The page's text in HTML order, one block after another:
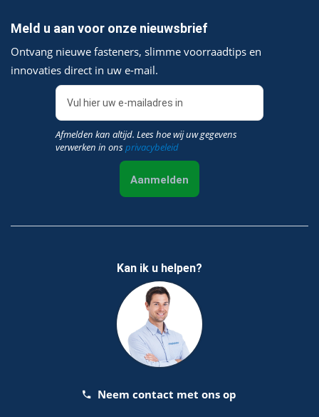
Meld u aan voor onze nieuwsbrief
Ontvang nieuwe fasteners, slimme voorraadtips en
innovaties direct in uw e‑mail.
Afmelden kan altijd. Lees hoe wij uw gegevens
verwerken in onsprivacybeleid
Aanmelden
Kan ik u helpen?
Neem contact met ons op